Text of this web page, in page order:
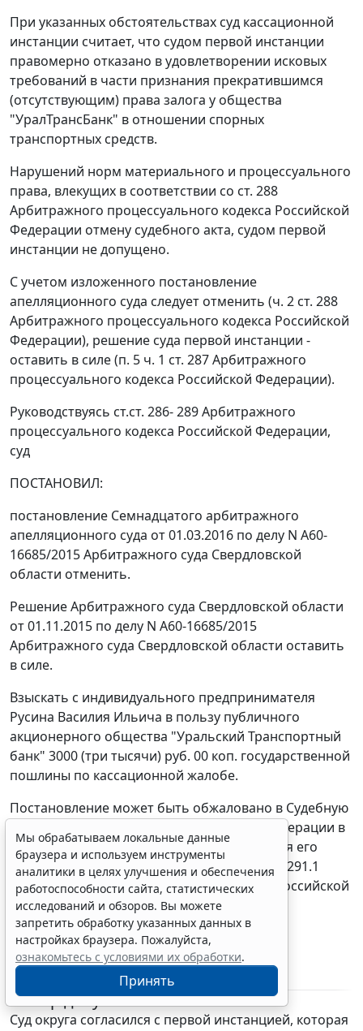
При указанных обстоятельствах суд кассационной
инстанции считает, что судом первой инстанции
правомерно отказано в удовлетворении исковых
требований в части признания прекратившимся
(отсутствующим) права залога у общества
"УралТрансБанк" в отношении спорных
транспортных средств.
Нарушений норм материального и процессуального
права, влекущих в соответствии со ст. 288
Арбитражного процессуального кодекса Российской
Федерации отмену судебного акта, судом первой
инстанции не допущено.
С учетом изложенного постановление
апелляционного суда следует отменить (ч. 2 ст. 288
Арбитражного процессуального кодекса Российской
Федерации), решение суда первой инстанции -
оставить в силе (п. 5 ч. 1 ст. 287 Арбитражного
процессуального кодекса Российской Федерации).
Руководствуясь ст.ст. 286- 289 Арбитражного
процессуального кодекса Российской Федерации,
суд
ПОСТАНОВИЛ:
постановление Семнадцатого арбитражного
апелляционного суда от 01.03.2016 по делу N А60-
16685/2015 Арбитражного суда Свердловской
области отменить.
Решение Арбитражного суда Свердловской области
от 01.11.2015 по делу N А60-16685/2015
Арбитражного суда Свердловской области оставить
в силе.
Взыскать с индивидуального предпринимателя
Русина Василия Ильича в пользу публичного
акционерного общества "Уральский Транспортный
банк" 3000 (три тысячи) руб. 00 коп. государственной
пошлины по кассационной жалобе.
Постановление может быть обжаловано в Судебную
коллегию Верховного Суда Российской Федерации в
срок, не превышающий двух месяцев со дня его
принятия, в порядке, предусмотренном ст. 291.1
Арбитражного процессуального кодекса Российской
Федерации.
ПредседательствующийЗ.Г. Семенова
Судьи
В.А. Купреенков
Н.Г. Беляева
Обзор документа
Суд округа согласился с первой инстанцией, которая
Мы обрабатываем локальные данные
браузера и используем инструменты
аналитики в целях улучшения и обеспечения
работоспособности сайта, статистических
исследований и обзоров. Вы можете
запретить обработку указанных данных в
настройках браузера. Пожалуйста,
ознакомьтесь с условиями их обработки.
Принять